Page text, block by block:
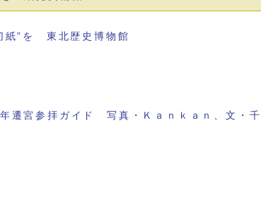
紙”を 東北歴史博物館
遷宮参拝ガイド 写真・Ｋａｎｋａｎ、文・